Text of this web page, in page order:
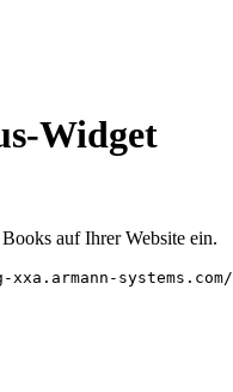
Widget
auf Ihrer Website ein.